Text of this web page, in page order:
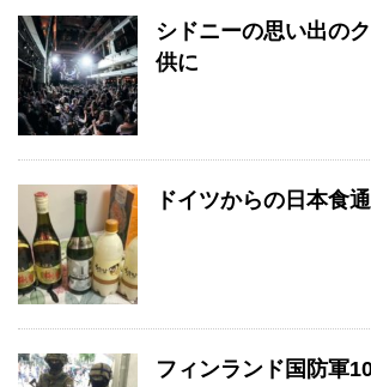
シドニーの思い出の
供に
ドイツからの日本食
フィンランド国防軍